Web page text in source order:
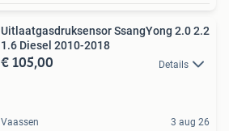
Uitlaatgasdruksensor SsangYong 2.0 2.2
1.6 Diesel 2010-2018
€ 105,00 Details
Vaassen 3 aug 26